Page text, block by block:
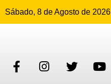
Sábado, 8 de Agosto de 2026